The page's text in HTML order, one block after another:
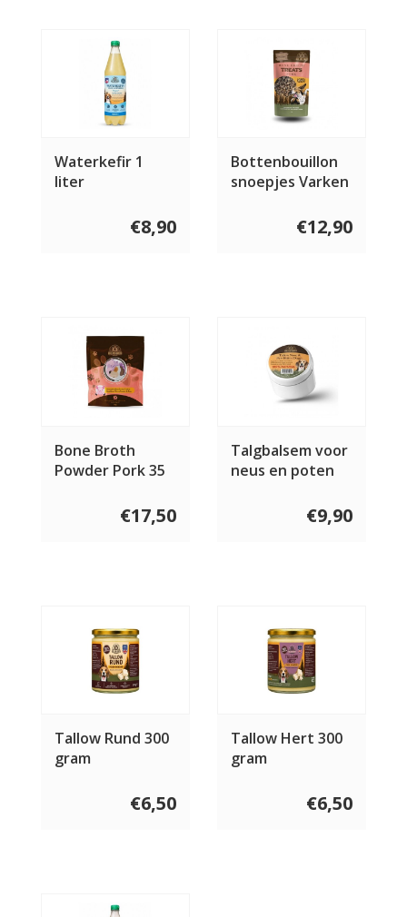
Waterkefir 1
liter
€8,90
Bottenbouillon
snoepjes Varken
€12,90
Bone Broth
Powder Pork 35
€17,50
Talgbalsem voor
neus en poten
€9,90
Tallow Rund 300
gram
€6,50
Tallow Hert 300
gram
€6,50